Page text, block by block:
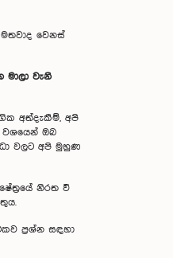
වෙනස්
වැනි
අත්දැකීම්, අපි
වශයෙන් ඔබ
වලට අපි මුහුණ
නිරත වී
ප්‍රශ්න සඳහා